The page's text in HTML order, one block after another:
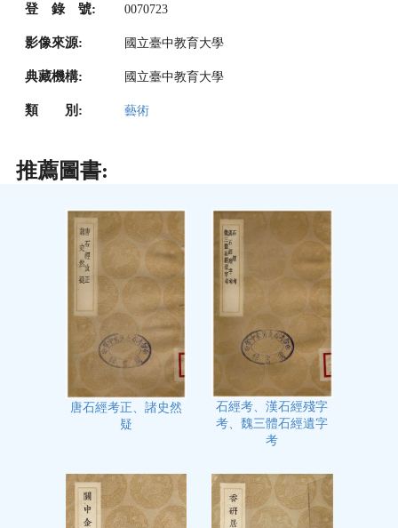
登 錄 號: 0070723
影像來源: 國立臺中教育大學
典藏機構: 國立臺中教育大學
類 別: 藝術
推薦圖書:
唐石經考正、諸史然
疑
石經考、漢石經殘字
考、魏三體石經遺字
考